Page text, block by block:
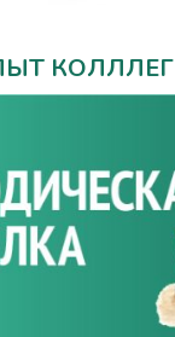
КОЛЛЛЕГ